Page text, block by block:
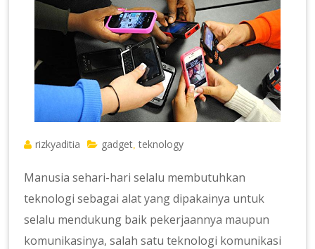
rizkyaditia gadget ,teknology
Manusia sehari-hari selalu membutuhkan
teknologi sebagai alat yang dipakainya untuk
selalu mendukung baik pekerjaannya maupun
komunikasinya, salah satu teknologi komunikasi